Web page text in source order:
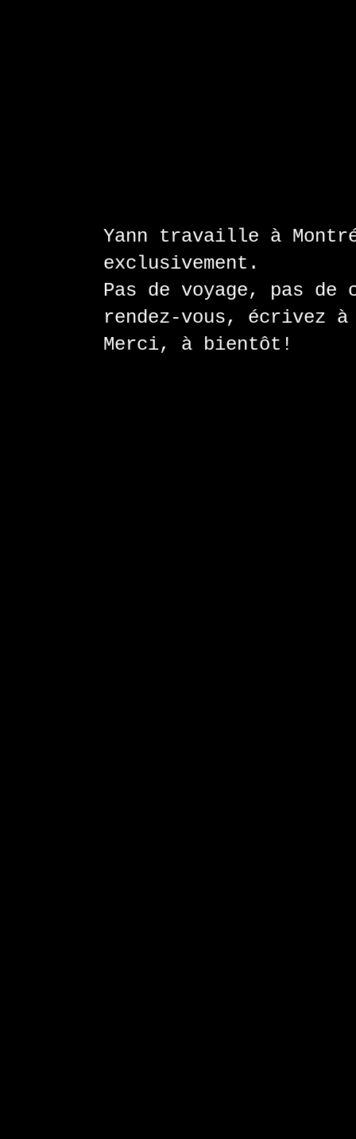
Yann travaille à
exclusivement.
Pas de voyage, pas de
rendez-vous, écrivez
Merci, à bientôt!